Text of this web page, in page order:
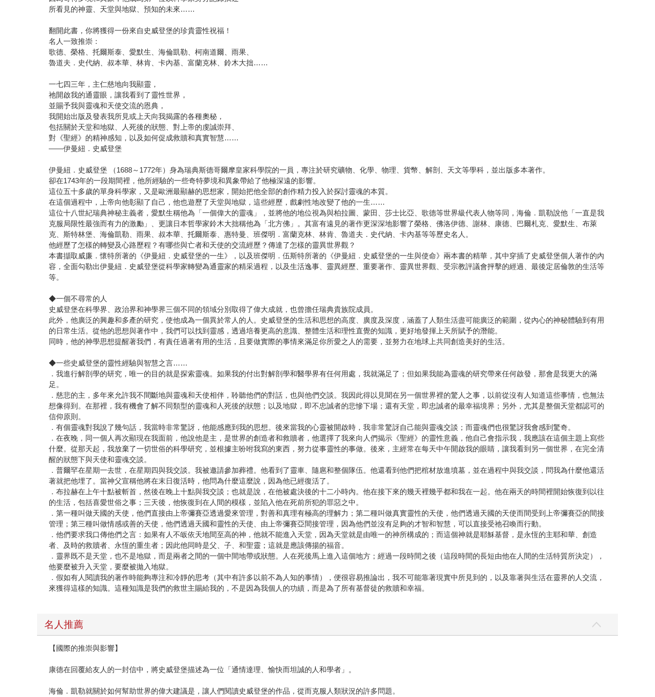
所看見的神靈、天堂與地獄、預知的未來……
翻開此書，你將獲得一份來自史威登堡的珍貴靈性祝福！
名人一致推崇：
歌德、榮格、托爾斯泰、愛默生、海倫凱勒、柯南道爾、雨果、
魯道夫．史代納、叔本華、林肯、卡內基、富蘭克林、鈴木大拙……
一七四三年，主仁慈地向我顯靈，
祂開啟我的通靈眼，讓我看到了靈性世界，
並賜予我與靈魂和天使交流的恩典，
我開始出版及發表我所見或上天向我揭露的各種奧秘，
包括關於天堂和地獄、人死後的狀態、對上帝的虔誠崇拜、
對《聖經》的精神感知，以及如何促成救贖和真實智慧……
——伊曼紐．史威登堡
伊曼紐．史威登堡 （1688～1772年）身為瑞典斯德哥爾摩皇家科學院的一員，專注於研究礦物、化學、物理、貨幣、解剖、天文等學科，並出版多本著作。
卻在1743年的一段期間裡，他所經驗的一些奇特夢境和異象帶給了他極深遠的影響。
這位五十多歲的單身科學家，又是歐洲最顯赫的思想家，開始把他全部的創作精力投入於探討靈魂的本質。
在這個過程中，上帝向他彰顯了自己，他也遊歷了天堂與地獄，這些經歷，戲劇性地改變了他的一生……
這位十八世紀瑞典神秘主義者，愛默生稱他為「一個偉大的靈魂」，並將他的地位視為與柏拉圖、蒙田、莎士比亞、歌德等世界級代表人物等同，海倫．凱勒說他「一直是我
克服局限性最強而有力的激勵」、更讓日本哲學家鈴木大拙稱他為「北方佛」。其富有遠見的著作更深深地影響了榮格、佛洛伊德、謝林、康德、巴爾札克、愛默生、布萊
克、斯特林堡、海倫凱勒、雨果、叔本華、托爾斯泰、惠特曼、班傑明．富蘭克林、林肯、魯道夫．史代納、卡內基等等歷史名人。
他經歷了怎樣的轉變及心路歷程？有哪些與亡者和天使的交流經歷？傳達了怎樣的靈異世界觀？
本書擷取威廉．懷特所著的《伊曼紐．史威登堡的一生》，以及班傑明．伍斯特所著的《伊曼紐．史威登堡的一生與使命》兩本書的精華，其中穿插了史威登堡個人著作的內
容，全面勾勒出伊曼紐．史威登堡從科學家轉變為通靈家的精采過程，以及生活逸事、靈異經歷、重要著作、靈異世界觀、受宗教評議會抨擊的經過、最後定居倫敦的生活等
等。
◆一個不尋常的人
史威登堡在科學界、政治界和神學界三個不同的領域分別取得了偉大成就，也曾擔任瑞典貴族院成員。
此外，他廣泛的興趣和多產的研究，使他成為一個異於常人的人。史威登堡的生活和思想的高度、廣度及深度，涵蓋了人類生活盡可能廣泛的範圍，從內心的神秘體驗到有用
的日常生活。從他的思想與著作中，我們可以找到靈感，透過培養更高的意識、整體生活和理性直覺的知識，更好地發揮上天所賦予的潛能。
同時，他的神學思想提醒著我們，有責任過著有用的生活，且要做實際的事情來滿足你所愛之人的需要，並努力在地球上共同創造美好的生活。
◆一些史威登堡的靈性經驗與智慧之言……
．我進行解剖學的研究，唯一的目的就是探索靈魂。如果我的付出對解剖學和醫學界有任何用處，我就滿足了；但如果我能為靈魂的研究帶來任何啟發，那會是我更大的滿
足。
．慈悲的主，多年來允許我不間斷地與靈魂和天使相伴，聆聽他們的對話，也與他們交談。我因此得以見聞在另一個世界裡的驚人之事，以前從沒有人知道這些事情，也無法
想像得到。在那裡，我有機會了解不同類型的靈魂和人死後的狀態；以及地獄，即不忠誠者的悲慘下場；還有天堂，即忠誠者的最幸福境界；另外，尤其是整個天堂都認可的
信仰原則。
．有個靈魂對我說了幾句話，我當時非常驚訝，他能感應到我的思想。後來當我的心靈被開啟時，我非常驚訝自己能與靈魂交談；而靈魂們也很驚訝我會感到驚奇。
．在夜晚，同一個人再次顯現在我面前，他說他是主，是世界的創造者和救贖者，他選擇了我來向人們揭示《聖經》的靈性意義，他自己會指示我，我應該在這個主題上寫些
什麼。從那天起，我放棄了一切世俗的科學研究，並根據主吩咐我寫的東西，努力從事靈性的事做。後來，主經常在每天中午開啟我的眼睛，讓我看到另一個世界，在完全清
醒的狀態下與天使和靈魂交談。
．普爾罕在星期一去世，在星期四與我交談。我被邀請參加葬禮。他看到了靈車、隨扈和整個隊伍。他還看到他們把棺材放進墳墓，並在過程中與我交談，問我為什麼他還活
著就把他埋了。當神父宣稱他將在末日復活時，他問為什麼這麼說，因為他已經復活了。
．布拉赫在上午十點被斬首，然後在晚上十點與我交談；也就是說，在他被處決後的十二小時內。他在接下來的幾天裡幾乎都和我在一起。他在兩天的時間裡開始恢復到以往
的生活，包括喜愛世俗之事；三天後，他恢復到在人間的模樣，並陷入他在死前所犯的罪惡之中。
．第一種叫做天國的天使，他們直接由上帝彌賽亞透過愛來管理，對善和真理有極高的理解力；第二種叫做真實靈性的天使，他們透過天國的天使而間受到上帝彌賽亞的間接
管理；第三種叫做情感或善的天使，他們透過天國和靈性的天使、由上帝彌賽亞間接管理，因為他們並沒有足夠的才智和智慧，可以直接受祂召喚而行動。
．他們要求我口傳他們之言：如果有人不皈依天地間至高的神，他就不能進入天堂，因為天堂就是由唯一的神所構成的；而這個神就是耶穌基督，是永恆的主耶和華、創造
者、及時的救贖者、永恆的重生者；因此他同時是父、子、和聖靈；這就是應該傳揚的福音。
．靈界既不是天堂，也不是地獄，而是兩者之間的一個中間地帶或狀態。人在死後馬上進入這個地方；經過一段時間之後（這段時間的長短由他在人間的生活特質所決定），
他要麼被升入天堂，要麼被拋入地獄。
．假如有人閱讀我的著作時能夠專注和冷靜的思考（其中有許多以前不為人知的事情），便很容易推論出，我不可能靠著現實中所見到的，以及靠著與生活在靈界的人交流，
來獲得這樣的知識。這種知識是我們的救世主賜給我的，不是因為我個人的功績，而是為了所有基督徒的救贖和幸福。
名人推薦
【國際的推崇與影響】
康德在回覆給友人的一封信中，將史威登堡描述為一位「通情達理、愉快而坦誠的人和學者」。
海倫．凱勒就關於如何幫助世界的偉大建議是，讓人們閱讀史威登堡的作品，從而克服人類狀況的許多問題。